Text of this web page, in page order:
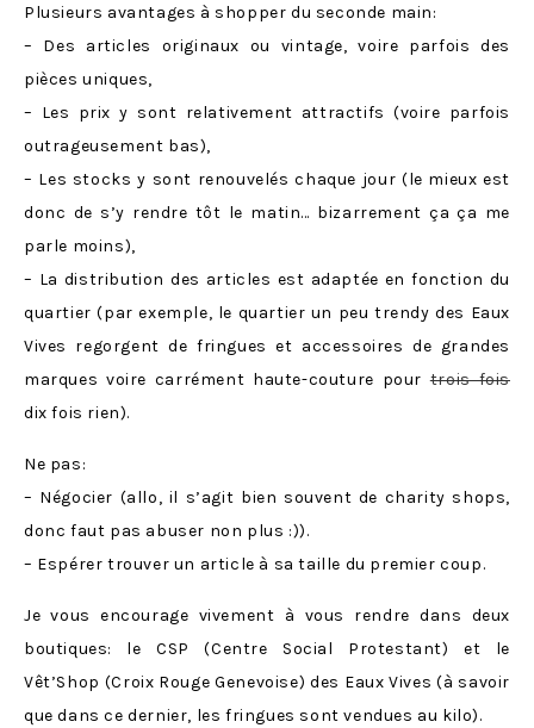
Plusieurs avantages à shopper du seconde main:
– Des articles originaux ou vintage, voire parfois des
pièces uniques,
– Les prix y sont relativement attractifs (voire parfois
outrageusement bas),
– Les stocks y sont renouvelés chaque jour (le mieux est
donc de s’y rendre tôt le matin… bizarrement ça ça me
parle moins),
– La distribution des articles est adaptée en fonction du
quartier (par exemple, le quartier un peu trendy des Eaux
Vives regorgent de fringues et accessoires de grandes
marques voire carrément haute-couture pourtrois fois
dix fois rien).
Ne pas:
– Négocier (allo, il s’agit bien souvent de charity shops,
donc faut pas abuser non plus :)).
– Espérer trouver un article à sa taille du premier coup.
Je vous encourage vivement à vous rendre dans deux
boutiques: le CSP (Centre Social Protestant) et le
Vêt’Shop (Croix Rouge Genevoise) des Eaux Vives (à savoir
que dans ce dernier, les fringues sont vendues au kilo).